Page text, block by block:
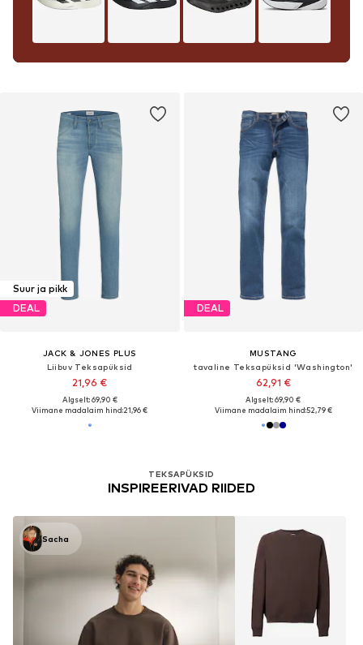
Suur ja pikk
DEAL
JACK & JONES PLUS
Liibuv Teksapüksid
21,96 €
Algselt: 69,90 €
Viimane madalaim hind:21,96 €
DEAL
MUSTANG
tavaline Teksapüksid 'Washington'
62,91 €
Algselt: 69,90 €
Viimane madalaim hind:52,79 €
TEKSAPÜKSID
INSPIREERIVAD RIIDED
Sacha